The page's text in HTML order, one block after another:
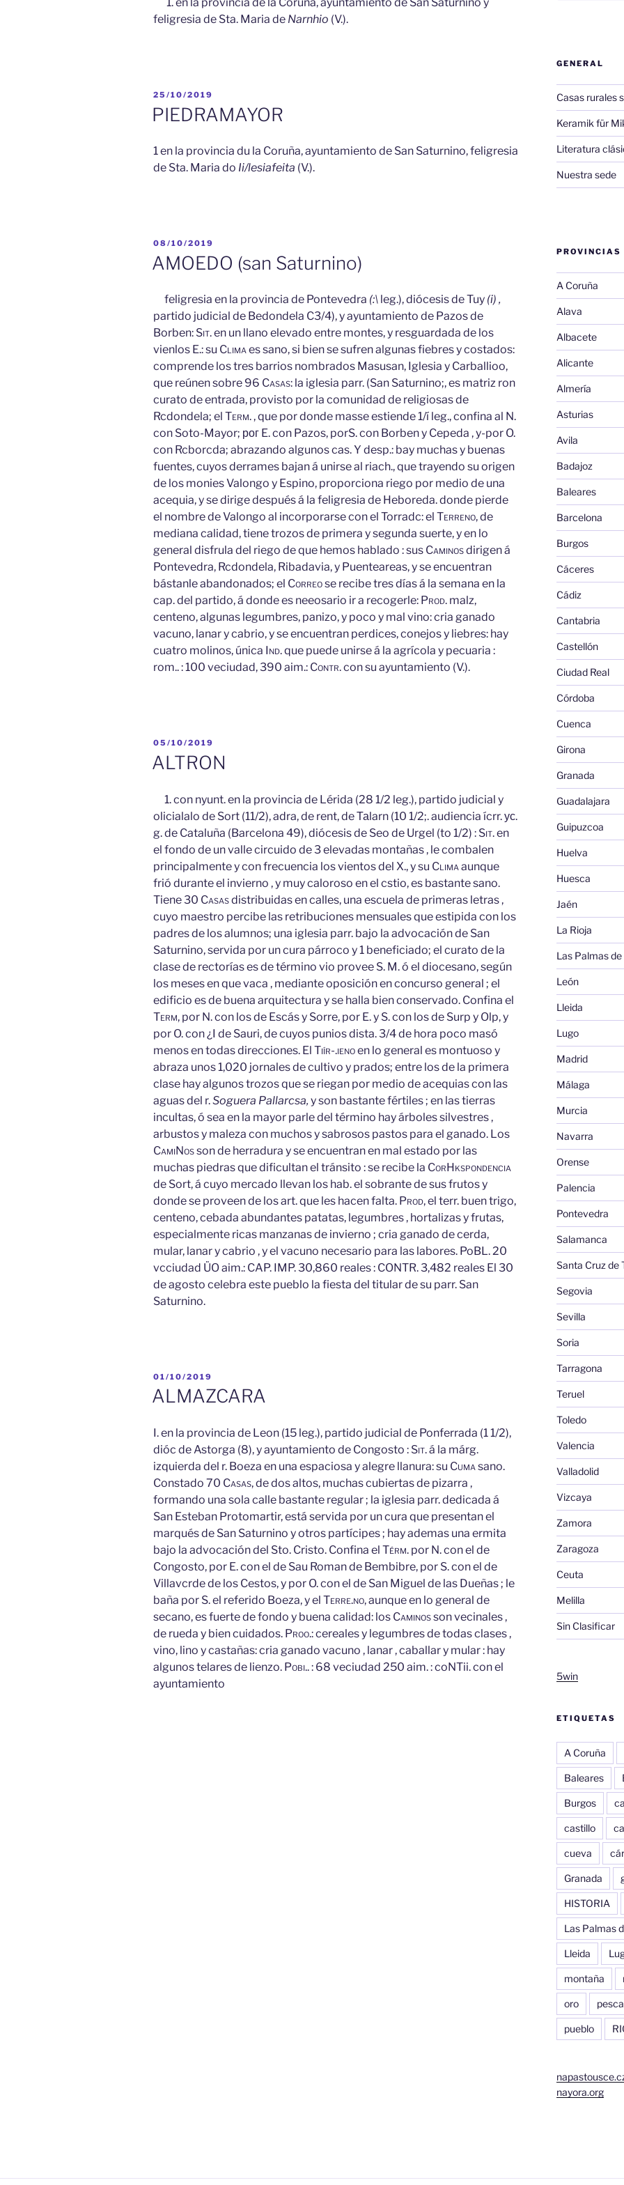
feligresia de Sta. Maria de Narnhio (V.).
PUBLICADO
25/10/2019
PIEDRAMAYOR
1 en la provincia du la Coruña, ayuntamiento de San Saturnino, feligresia
de Sta. Maria do Ii/lesiafeita (V.).
PUBLICADO
EL
08/10/2019
AMOEDO (san Saturnino)
feligresia en la provincia de Pontevedra (:\ leg.), diócesis de Tuy (i) ,
partido judicial de Bedondela C3/4), y ayuntamiento de Pazos de
Borben: Sit.en un llano elevado entre montes, y resguardada de los
vienlos E.: su Climaes sano, si bien se sufren algunas fiebres y costados:
comprende los tres barrios nombrados Masusan, Iglesia y Carballioo,
que reúnen sobre 96 Casas: la iglesia parr. (San Saturnino;, es matriz ron
curato de entrada, provisto por la comunidad de religiosas de
Rcdondela; el Term. , que por donde masse estiende 1/í leg., confina al N.
con Soto-Mayor; рог E. con Pazos, porS. con Borben y Cepeda , y-por O.
con Rcborcda; abrazando algunos cas.Y desp.: bay muchas y buenas
fuentes, cuyos derrames bajan á unirse al riach., que trayendo su origen
de los monies Valongo y Espino, proporciona riego por medio de una
acequia, y se dirige después á la feligresia de Heboreda. donde pierde
el nombre de Valongo al incorporarse con el Torradc: el Terreno,de
mediana calidad, tiene trozos de primera y segunda suerte, y en lo
general disfrula del riego de que hemos hablado : sus Caminosdirigen á
Pontevedra, Rcdondela, Ribadavia, y Puenteareas, y se encuentran
bástanle abandonados; el Correose recibe tres días á la semana en la
cap. del partido, á donde es neeosario ir a recogerle: Prod. malz,
centeno, algunas legumbres, panizo, y poco y mal vino: cria ganado
vacuno, lanar y cabrio, y se encuentran perdices, conejos y liebres: hay
cuatro molinos, única Ind.que puede unirse á la agrícola y pecuaria :
rom.. : 100 veciudad, 390 aim.: Contr.con su ayuntamiento (V.).
PUBLICADO
EL
05/10/2019
ALTRON
1. con nyunt. en la provincia de Lérida (28 1/2 leg.), partido judicial y
olicialalo de Sort (11/2), adra, de rent, de Таlarn (10 1/2;. audiencia ícrr. ус.
g. de Cataluña (Barcelona 49), diócesis de Seo de Urgel (to 1/2) : Sit.en
el fondo de un valle circuido de 3 elevadas montañas , le combalen
principalmente y con frecuencia los vientos del X., y su Clima aunque
frió durante el invierno , y muy caloroso en el cstio, es bastante sano.
Tiene 30 Casasdistribuidas en calles, una escuela de primeras letras ,
cuyo maestro percibe las retribuciones mensuales que estipida con los
padres de los alumnos; una iglesia parr. bajo la advocación de San
Saturnino, servida por un cura párroco y 1 beneficiado; el curato de la
clase de rectorías es de término vio provee S. M. ó el diocesano, según
los meses en que vaca , mediante oposición en concurso general ; el
edificio es de buena arquitectura y se halla bien conservado. Confina el
Term, por N. con los de Escás y Sorre, por E. y S. con los de Surp y Olp, y
por O. con ¿I de Sauri, de cuyos punios dista. 3/4 de hora poco masó
menos en todas direcciones. El Tiír-.ienoen lo general es montuoso y
abraza unos 1,020 jornales de cultivo y prados; entre los de la primera
clase hay algunos trozos que se riegan por medio de acequias con las
aguas del r.Soguera Pallarcsa, y son bastante fértiles ; en las tierras
incultas, ó sea en la mayor parle del término hay árboles silvestres ,
arbustos y maleza con muchos y sabrosos pastos para el ganado. Los
CamiNosson de herradura y se encuentran en mal estado por las
muchas piedras que dificultan el tránsito : se recibe la CorHkspondencia
de Sort, á cuyo mercado llevan los hab. el sobrante de sus frutos y
donde se proveen de los art. que les hacen falta. Prod,el terr. buen trigo,
centeno, cebada abundantes patatas, legumbres , hortalizas y frutas,
especialmente ricas manzanas de invierno ; cria ganado de cerda,
mular, lanar y cabrio , y el vacuno necesario para las labores. PoBL. 20
vcciudad ÜO aim.: CAP. IMP. 30,860 reales : CONTR. 3,482 reales El 30
de agosto celebra este pueblo la fiesta del titular de su parr. San
Saturnino.
PUBLICADO
EL
01/10/2019
ALMAZCARA
I. en la provincia de Leon (15 leg.), partido judicial de Ponferrada (1 1/2),
dióc de Astorga (8), y ayuntamiento de Congosto : Sit.á la márg.
izquierda del r. Boeza en una espaciosa y alegre llanura: su Cuma sano.
Constado 70 Casas,de dos altos, muchas cubiertas de pizarra ,
formando una sola calle bastante regular ; la iglesia parr. dedicada á
San Esteban Protomartir, está servida por un cura que presentan el
marqués de San Saturnino y otros partícipes ; hay ademas una ermita
bajo la advocación del Sto. Cristo. Confina el Térm. por N. con el de
Congosto, por E. con el de Sau Roman de Bembibre, por S. con el de
Villavcrde de los Cestos, y por O. con el de San Miguel de las Dueñas ; le
baña por S. el referido Boeza, y el Terre.no,aunque en lo general de
secano, es fuerte de fondo y buena calidad: los Caminosson vecinales ,
de rueda y bien cuidados. Proo.:cereales y legumbres de todas clases ,
vino, lino y castañas: cria ganado vacuno , lanar , caballar y mular : hay
algunos telares de lienzo. Pobi..: 68 veciudad 250 aim. : coNTii. con el
ayuntamiento
GENERAL
Casas rurales
Keramik für
Literatura
Nuestra sede
PROVINCIAS
A Coruña
Alava
Albacete
Alicante
Almería
Asturias
Avila
Badajoz
Baleares
Barcelona
Burgos
Cáceres
Cádiz
Cantabria
Castellón
Ciudad Real
Córdoba
Cuenca
Girona
Granada
Guadalajara
Guipuzcoa
Huelva
Huesca
Jaén
La Rioja
Las Palmas
León
Lleida
Lugo
Madrid
Málaga
Murcia
Navarra
Orense
Palencia
Pontevedra
Salamanca
Santa Cruz de
Segovia
Sevilla
Soria
Tarragona
Teruel
Toledo
Valencia
Valladolid
Vizcaya
Zamora
Zaragoza
Ceuta
Melilla
Sin Clasificar
5win
ETIQUETAS
A Coruña
Baleares
Burgos
castillo
cueva
Granada
HISTORIA
Las Palmas
Lleida
montaña
oro pesca
pueblo
nayora.org